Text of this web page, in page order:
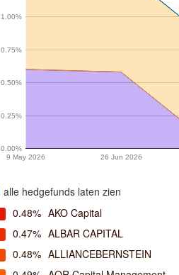
9 May 2026 26 Jun 2026
0.00%
0.25%
0.50%
0.75%
1.00%
alle hedgefunds laten zien
0.48% AKO Capital
0.47% ALBAR CAPITAL
0.48% ALLIANCEBERNSTEIN